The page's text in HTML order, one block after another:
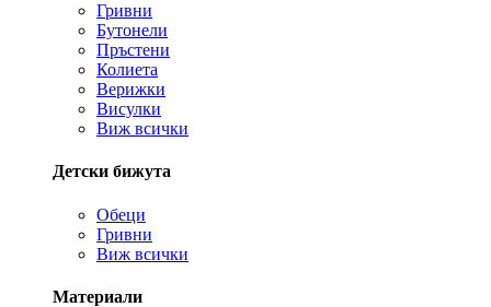
Гривни
Бутонели
Пръстени
Колиета
Верижки
Висулки
Виж всички
Детски бижута
Обеци
Гривни
Виж всички
Материали